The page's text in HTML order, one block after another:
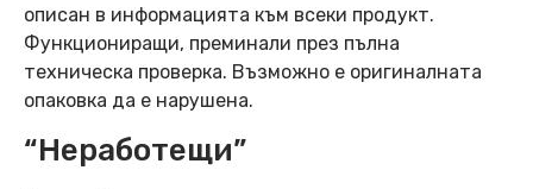
описан в информацията към всеки продукт.
Функциониращи, преминали през пълна
техническа проверка. Възможно е оригиналната
опаковка да е нарушена.
“Неработещи”